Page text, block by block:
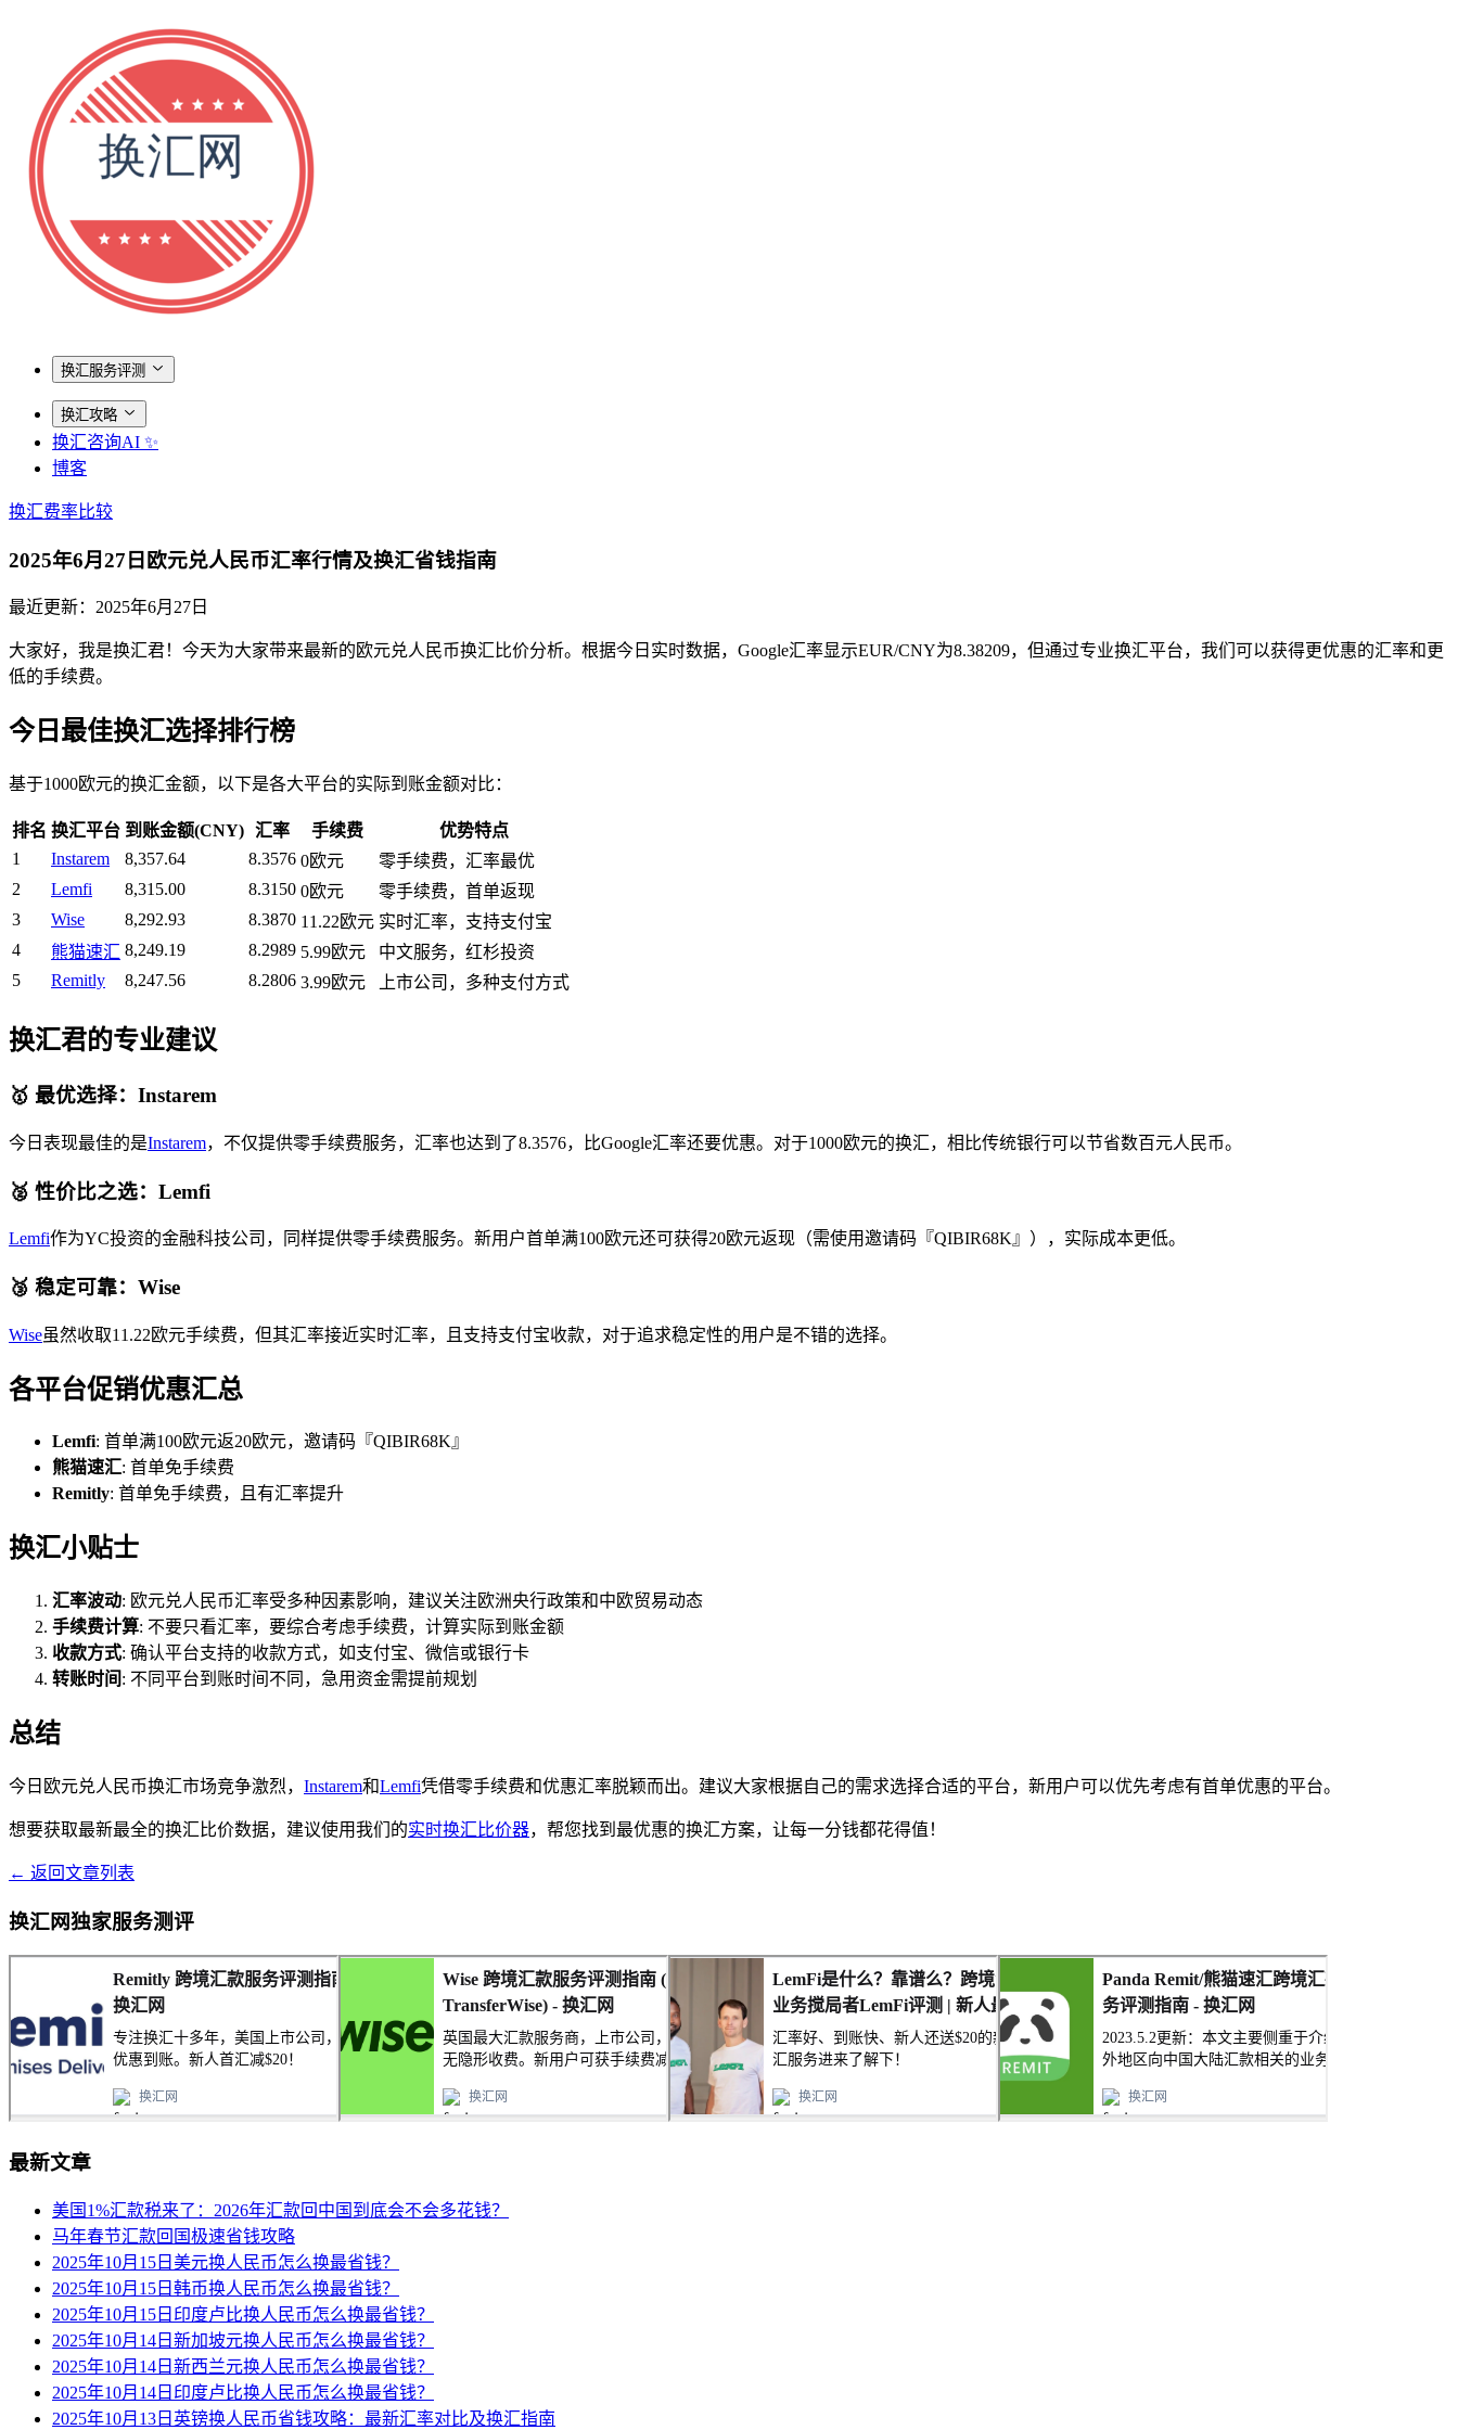
换汇服务评测
换汇攻略
换汇咨询AI ✨
博客
换汇费率比较
2025年6月27日欧元兑人民币汇率行情及换汇省钱指南
最近更新： 2025年6月27日
大家好，我是换汇君！今天为大家带来最新的欧元兑人民币换汇比价分析。根据今日实时数据，Google汇率显示EUR/CNY为8.38209，但通过专业换汇平台，我们可以获得更优惠的汇率和更
低的手续费。
今日最佳换汇选择排行榜
基于1000欧元的换汇金额，以下是各大平台的实际到账金额对比：
排名 换汇平台 到账金额(CNY) 汇率 手续费
优势特点
1
Instarem 8,357.64 8.3576 0欧元
零手续费，汇率最优
2
Lemfi 8,315.00 8.3150 0欧元
零手续费，首单返现
3
Wise 8,292.93 8.3870 11.22欧元 实时汇率，支持支付宝
4
熊猫速汇 8,249.19 8.2989 5.99欧元
中文服务，红杉投资
5
Remitly 8,247.56 8.2806 3.99欧元 上市公司，多种支付方式
换汇君的专业建议
🥇 最优选择：Instarem
今日表现最佳的是Instarem，不仅提供零手续费服务，汇率也达到了8.3576，比Google汇率还要优惠。对于1000欧元的换汇，相比传统银行可以节省数百元人民币。
🥈 性价比之选：Lemfi
Lemfi作为YC投资的金融科技公司，同样提供零手续费服务。新用户首单满100欧元还可获得20欧元返现（需使用邀请码『QIBIR68K』），实际成本更低。
🥉 稳定可靠：Wise
Wise虽然收取11.22欧元手续费，但其汇率接近实时汇率，且支持支付宝收款，对于追求稳定性的用户是不错的选择。
各平台促销优惠汇总
Lemfi: 首单满100欧元返20欧元，邀请码『QIBIR68K』
熊猫速汇: 首单免手续费
Remitly: 首单免手续费，且有汇率提升
换汇小贴士
汇率波动: 欧元兑人民币汇率受多种因素影响，建议关注欧洲央行政策和中欧贸易动态
手续费计算: 不要只看汇率，要综合考虑手续费，计算实际到账金额
收款方式: 确认平台支持的收款方式，如支付宝、微信或银行卡
转账时间 : 不同平台到账时间不同，急用资金需提前规划
总结
今日欧元兑人民币换汇市场竞争激烈， Instarem和Lemfi凭借零手续费和优惠汇率脱颖而出。建议大家根据自己的需求选择合适的平台，新用户可以优先考虑有首单优惠的平台。
想要获取最新最全的换汇比价数据，建议使用我们的实时换汇比价器，帮您找到最优惠的换汇方案，让每一分钱都花得值！
← 返回文章列表
换汇网独家服务测评
最新文章
美国1%汇款税来了：2026年汇款回中国到底会不会多花钱？
马年春节汇款回国极速省钱攻略
2025年10月15日美元换人民币怎么换最省钱？
2025年10月15日韩币换人民币怎么换最省钱？
2025年10月15日印度卢比换人民币怎么换最省钱？
2025年10月14日新加坡元换人民币怎么换最省钱？
2025年10月14日新西兰元换人民币怎么换最省钱？
2025年10月14日印度卢比换人民币怎么换最省钱？
2025年10月13日英镑换人民币省钱攻略：最新汇率对比及换汇指南